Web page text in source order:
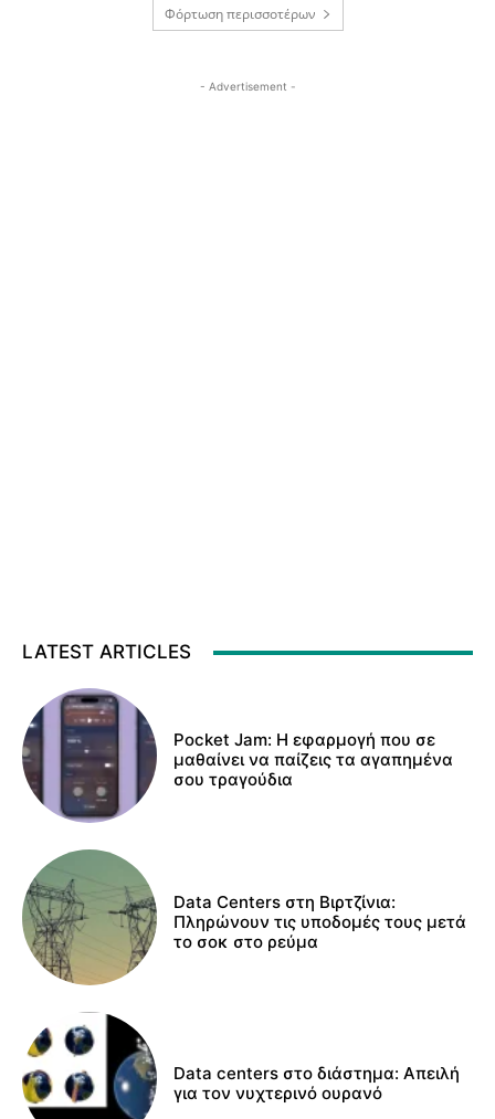
Φόρτωση περισσοτέρων
- Advertisement -
LATEST ARTICLES
Pocket Jam: Η εφαρμογή που σε
μαθαίνει να παίζεις τα αγαπημένα
σου τραγούδια
Data Centers στη Βιρτζίνια:
Πληρώνουν τις υποδομές τους μετά
το σοκ στο ρεύμα
Data centers στο διάστημα: Απειλή
για τον νυχτερινό ουρανό